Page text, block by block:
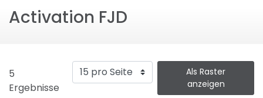
Activation FJD
5
Ergebnisse
Als Raster
anzeigen